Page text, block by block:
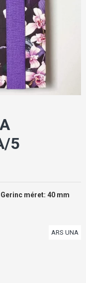
5
Gerinc méret: 40 mm
ARS UNA